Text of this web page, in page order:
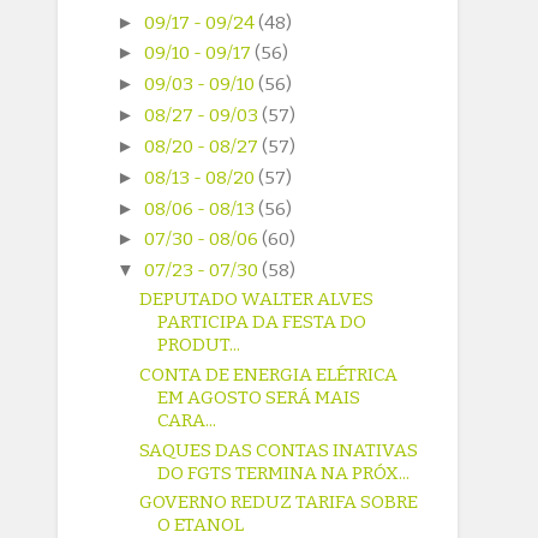
► 09/17 - 09/24(48)
► 09/10 - 09/17 (56)
► 09/03 - 09/10 (56)
► 08/27 - 09/03 (57)
► 08/20 - 08/27 (57)
► 08/13 - 08/20 (57)
► 08/06 - 08/13 (56)
► 07/30 - 08/06 (60)
▼ 07/23 - 07/30 (58)
DEPUTADO WALTER ALVES
PARTICIPA DA FESTA DO
PRODUT...
CONTA DE ENERGIA ELÉTRICA
EM AGOSTO SERÁ MAIS
CARA...
SAQUES DAS CONTAS INATIVAS
DO FGTS TERMINA NA PRÓX...
GOVERNO REDUZ TARIFA SOBRE
O ETANOL